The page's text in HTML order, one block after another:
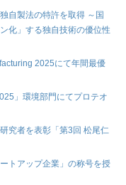
自製法の特許を取得 ～国
化」する独自技術の優位性
2025にて年間最優
」環境部門にてプロテオ
究者を表彰「第3回 松尾仁
トアップ企業」の称号を授